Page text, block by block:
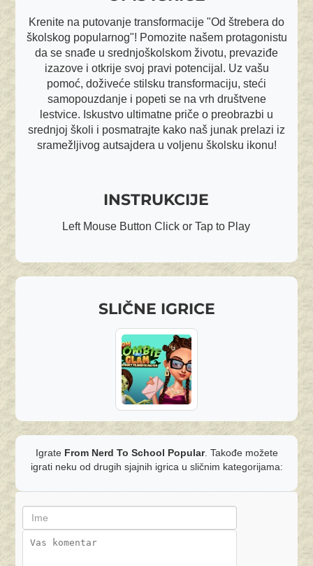
Krenite na putovanje transformacije "Od štrebera do
školskog popularnog"! Pomozite našem protagonistu
da se snađe u srednjoškolskom životu, prevaziđe
izazove i otkrije svoj pravi potencijal. Uz vašu
pomoć, doživeće stilsku transformaciju, steći
samopouzdanje i popeti se na vrh društvene
lestvice. Iskustvo ultimatne priče o preobrazbi u
srednjoj školi i posmatrajte kako naš junak prelazi iz
sramežljivog autsajdera u voljenu školsku ikonu!
INSTRUKCIJE
Left Mouse Button Click or Tap to Play
SLIČNE IGRICE
Igrate From Nerd To School Popular. Takođe možete
igrati neku od drugih sjajnih igrica u sličnim kategorijama: